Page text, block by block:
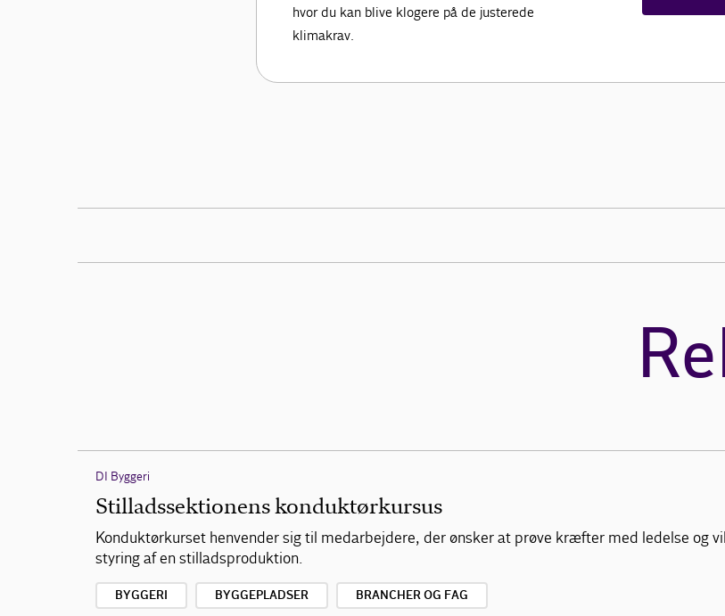
hvor du kan blive klogere på de justerede
klimakrav.
DI Byggeri
Stilladssektionens konduktørkursus
Konduktørkurset henvender sig til medarbejdere, der ønsker at prøve kræfter med ledelse og
styring af en stilladsproduktion.
BYGGERI BYGGEPLADSER BRANCHER OG FAG